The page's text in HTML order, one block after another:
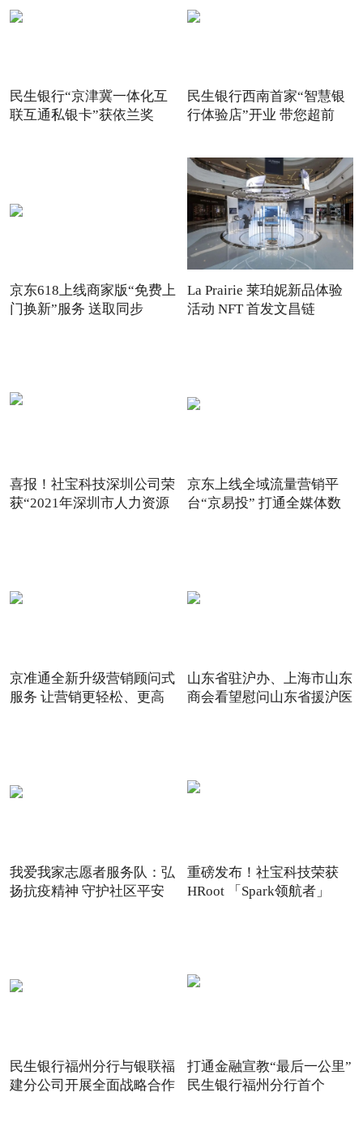
民生银行“京津冀一体化互
联互通私银卡”获依兰奖
民生银行西南首家“智慧银
行体验店”开业 带您超前
京东618上线商家版“免费上
门换新”服务 送取同步
La Prairie 莱珀妮新品体验
活动 NFT 首发文昌链
喜报！社宝科技深圳公司荣
获“2021年深圳市人力资源
京东上线全域流量营销平
台“京易投” 打通全媒体数
京准通全新升级营销顾问式
服务 让营销更轻松、更高
山东省驻沪办、上海市山东
商会看望慰问山东省援沪医
我爱我家志愿者服务队：弘
扬抗疫精神 守护社区平安
重磅发布！社宝科技荣获
HRoot 「Spark领航者」
民生银行福州分行与银联福
建分公司开展全面战略合作
打通金融宣教“最后一公里”
民生银行福州分行首个